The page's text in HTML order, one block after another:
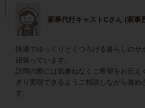
家事代行キャストCさん (家事
快適でゆっくりとくつろげる暮らしのサ
頑張っています。
訪問の際には気兼ねなくご希望をお伝え
ぎり実現できるようご相談しながら進め
す。